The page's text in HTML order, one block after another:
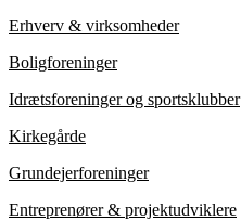
Erhverv & virksomheder
Boligforeninger
Idrætsforeninger og sportsklubber
Kirkegårde
Grundejerforeninger
Entreprenører & projektudviklere